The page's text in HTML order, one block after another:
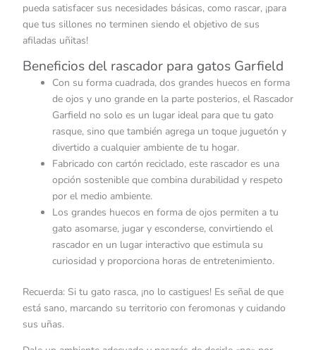
pueda satisfacer sus necesidades básicas, como rascar, ¡para
que tus sillones no terminen siendo el objetivo de sus
afiladas uñitas!
Beneficios del rascador para gatos Garfield
Con su forma cuadrada, dos grandes huecos en forma
de ojos y uno grande en la parte posterios, el Rascador
Garfield no solo es un lugar ideal para que tu gato
rasque, sino que también agrega un toque juguetón y
divertido a cualquier ambiente de tu hogar.
Fabricado con cartón reciclado, este rascador es una
opción sostenible que combina durabilidad y respeto
por el medio ambiente.
Los grandes huecos en forma de ojos permiten a tu
gato asomarse, jugar y esconderse, convirtiendo el
rascador en un lugar interactivo que estimula su
curiosidad y proporciona horas de entretenimiento.
Recuerda: Si tu gato rasca, ¡no lo castigues! Es señal de que
está sano, marcando su territorio con feromonas y cuidando
sus uñas.